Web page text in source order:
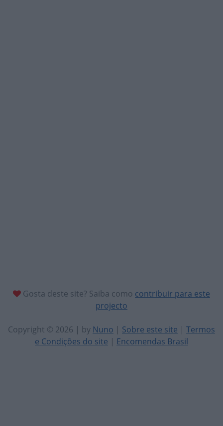
Gosta deste site? Saiba como contribuir para este
projecto
Copyright © 2026 | by Nuno | Sobre este site | Termos
e Condições do site | Encomendas Brasil